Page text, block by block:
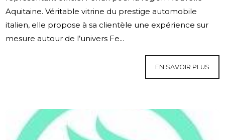
Aquitaine. Véritable vitrine du prestige automobile
italien, elle propose à sa clientèle une expérience sur
mesure autour de l’univers Fe...
EN SAVOIR PLUS